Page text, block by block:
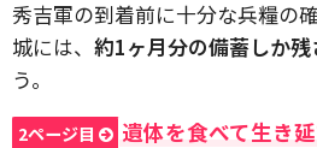
秀吉軍の到着前に十分な兵糧の
城には、 約1ヶ月分の備蓄しか
う。
2ページ目 遺体を食べて生き